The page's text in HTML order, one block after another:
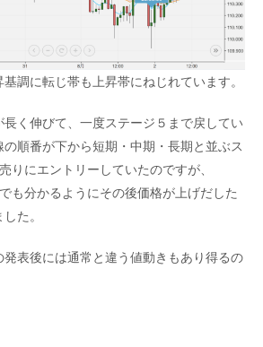
調に転じ帯も上昇帯にねじれています。
く伸びて、一度ステージ５まで戻してい
順番が下から短期・中期・長期と並ぶス
りにエントリーしていたのですが、
も分かるようにその後価格が上げだした
た。
表後には通常と違う値動きもあり得るの